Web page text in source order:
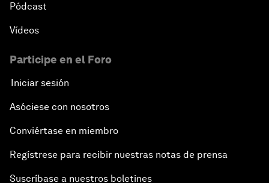
Pódcast
Vídeos
Participe en el Foro
Iniciar sesión
Asóciese con nosotros
Conviértase en miembro
Regístrese para recibir nuestras notas de prensa
Suscríbase a nuestros boletines